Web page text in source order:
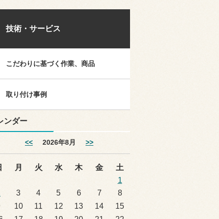
技術・サービス
こだわりに基づく作業、商品
取り付け事例
ンダー
<< 2026年8月 >>
月 火 水 木 金
土
1
3 4 5 6 7
8
10 11 12 13 14
15